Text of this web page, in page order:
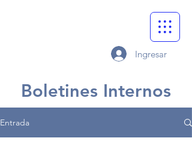
Ingresar
Boletines Internos
Entrada